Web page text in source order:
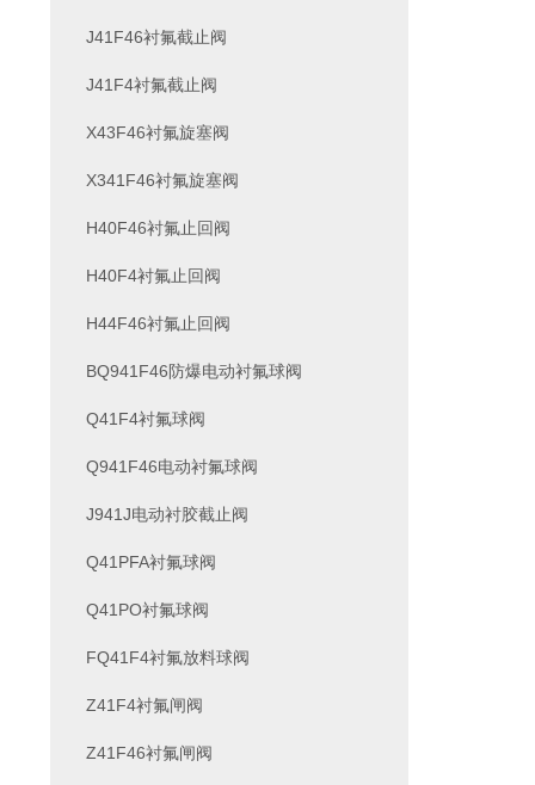
J41F46衬氟截止阀
J41F4衬氟截止阀
X43F46衬氟旋塞阀
X341F46衬氟旋塞阀
H40F46衬氟止回阀
H40F4衬氟止回阀
H44F46衬氟止回阀
BQ941F46防爆电动衬氟球阀
Q41F4衬氟球阀
Q941F46电动衬氟球阀
J941J电动衬胶截止阀
Q41PFA衬氟球阀
Q41PO衬氟球阀
FQ41F4衬氟放料球阀
Z41F4衬氟闸阀
Z41F46衬氟闸阀